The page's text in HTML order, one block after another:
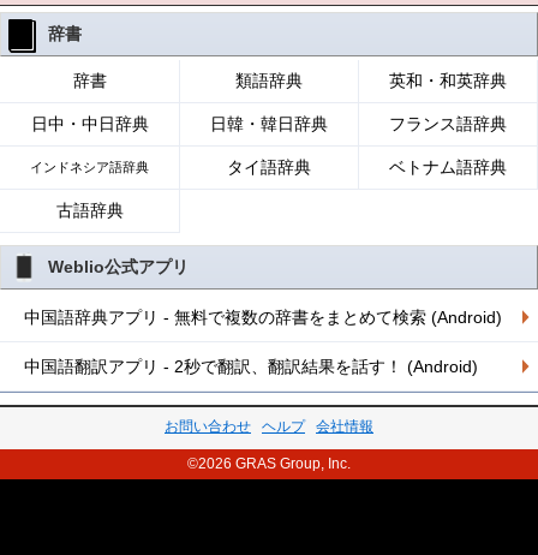
辞書
辞書 類語辞典 英和・和英辞典
日中・中日辞典 日韓・韓日辞典 フランス語辞典
インドネシア語辞典 タイ語辞典 ベトナム語辞典
古語辞典
Weblio公式アプリ
中国語辞典アプリ - 無料で複数の辞書をまとめて検索 (Android)
中国語翻訳アプリ - 2秒で翻訳、翻訳結果を話す！ (Android)
お問い合わせ ヘルプ 会社情報
©2026 GRAS Group, Inc.